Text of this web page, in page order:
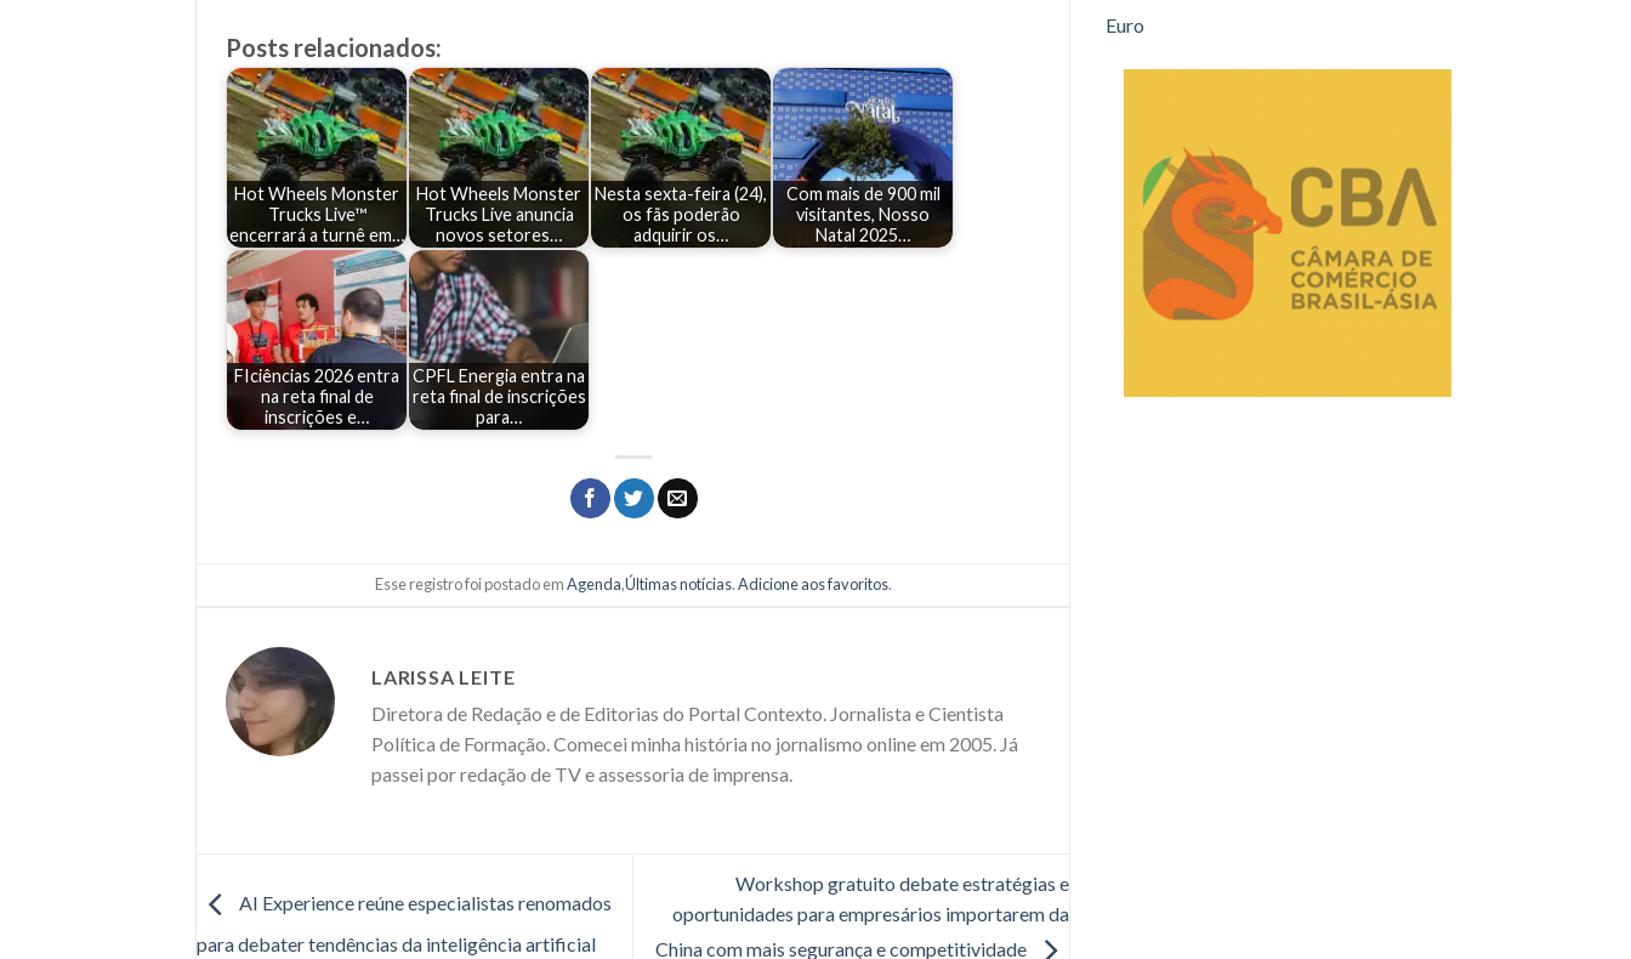
Posts relacionados:
Hot Wheels Monster
Trucks Live™
encerrará a turnê em…
Hot Wheels Monster
Trucks Live anuncia
novos setores…
Nesta sexta-feira (24),
os fãs poderão
adquirir os…
Com mais de 900 mil
visitantes, Nosso
Natal 2025…
FIciências 2026 entra
na reta final de
inscrições e…
CPFL Energia entra na
reta final de inscrições
para…
Esse registro foi postado emAgenda,Últimas notícias.Adicione aos favoritos.
LARISSA LEITE
Diretora de Redação e de Editorias do Portal Contexto. Jornalista e Cientista
Política de Formação. Comecei minha história no jornalismo online em 2005. Já
passei por redação de TV e assessoria de imprensa.
AI Experience reúne especialistas renomados
para debater tendências da inteligência artificial
Workshop gratuito debate estratégias e
oportunidades para empresários importarem da
China com mais segurança e competitividade
Euro